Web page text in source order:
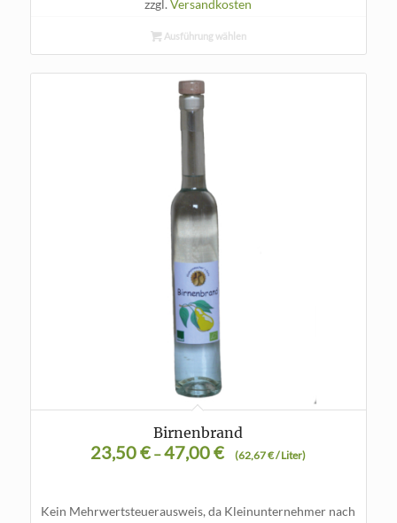
zzgl.Versandkosten
Ausführung wählen
Birnenbrand
23,50€ –47,00€ (62,67€/Liter)
Kein Mehrwertsteuerausweis, da Kleinunternehmer nach